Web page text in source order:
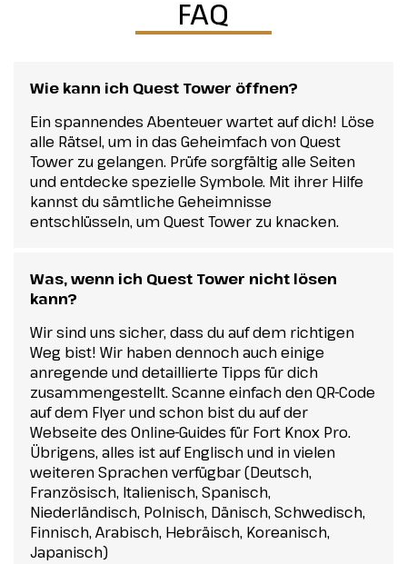
FAQ
Wie kann ich Quest Tower öffnen?
Ein spannendes Abenteuer wartet auf dich! Löse
alle Rätsel, um in das Geheimfach von Quest
Tower zu gelangen. Prüfe sorgfältig alle Seiten
und entdecke spezielle Symbole. Mit ihrer Hilfe
kannst du sämtliche Geheimnisse
entschlüsseln, um Quest Tower zu knacken.
Was, wenn ich Quest Tower nicht lösen
kann?
Wir sind uns sicher, dass du auf dem richtigen
Weg bist! Wir haben dennoch auch einige
anregende und detaillierte Tipps für dich
zusammengestellt. Scanne einfach den QR-Code
auf dem Flyer und schon bist du auf der
Webseite des Online-Guides für Fort Knox Pro.
Übrigens, alles ist auf Englisch und in vielen
weiteren Sprachen verfügbar (Deutsch,
Französisch, Italienisch, Spanisch,
Niederländisch, Polnisch, Dänisch, Schwedisch,
Finnisch, Arabisch, Hebräisch, Koreanisch,
Japanisch)